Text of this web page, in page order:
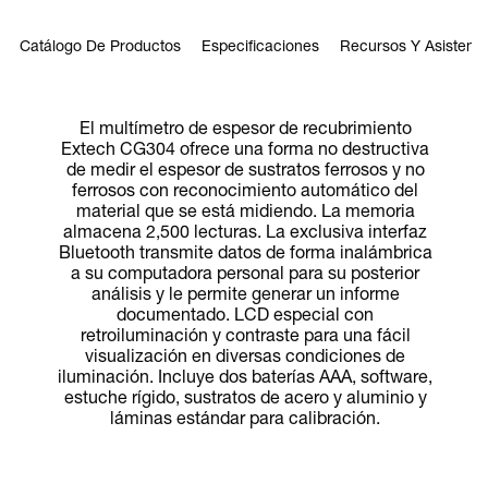
Catálogo De Productos Especificaciones Recursos Y
El multímetro de espesor de recubrimiento
Extech CG304 ofrece una forma no destructiva
de medir el espesor de sustratos ferrosos y no
ferrosos con reconocimiento automático del
material que se está midiendo. La memoria
almacena 2,500 lecturas. La exclusiva interfaz
Bluetooth transmite datos de forma inalámbrica
a su computadora personal para su posterior
análisis y le permite generar un informe
documentado. LCD especial con
retroiluminación y contraste para una fácil
visualización en diversas condiciones de
iluminación. Incluye dos baterías AAA, software,
estuche rígido, sustratos de acero y aluminio y
láminas estándar para calibración.